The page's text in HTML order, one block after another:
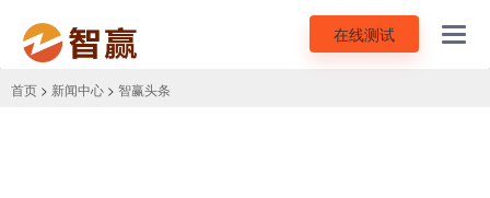
在线测试
首页 > 新闻中心 > 智赢头条